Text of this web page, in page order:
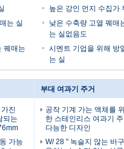
높은 강인 먼지 수집가
는 실
낮은 수축량 고열 꿰매
는 실없음도
꿰매는
시멘트 기업을 위해 방
는 실
진
되는
가능
부대 여과기 주거
공작 기계 가는 액체를
한 스테인리스 여과기
다능한 디자인
W/ 28 " 녹슬지 않는 바